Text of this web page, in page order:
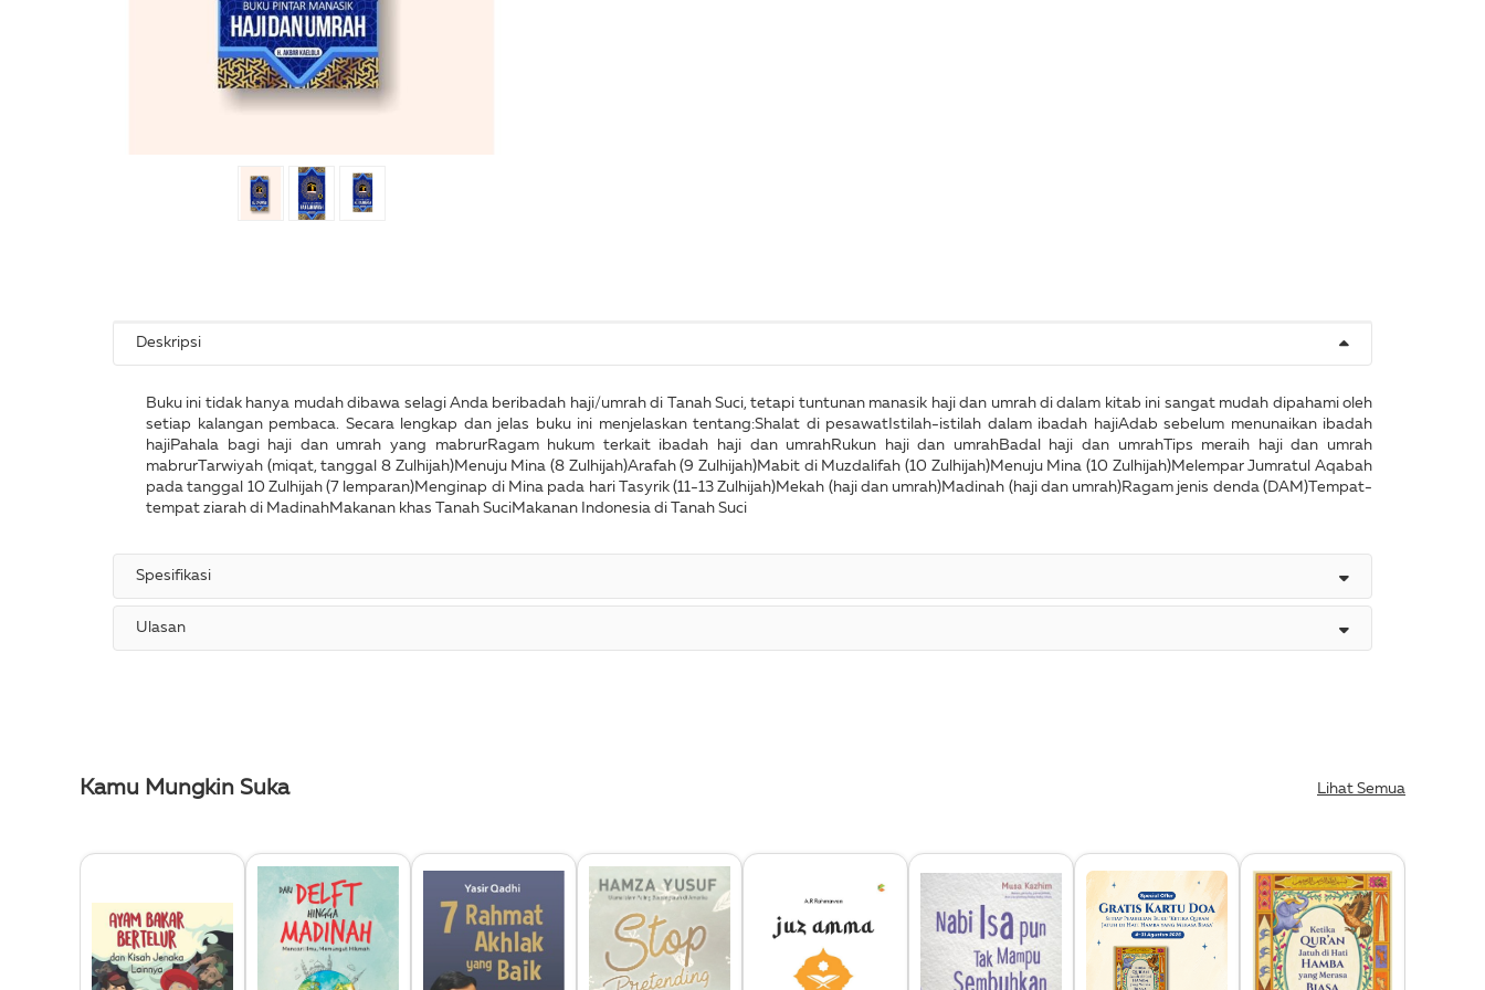
Deskripsi
Buku ini tidak hanya mudah dibawa selagi Anda beribadah haji/umrah di Tanah Suci, tetapi tuntunan manasik haji dan umrah di dalam kitab ini sangat mudah dipahami oleh
setiap kalangan pembaca. Secara lengkap dan jelas buku ini menjelaskan tentang:Shalat di pesawatIstilah-istilah dalam ibadah hajiAdab sebelum menunaikan ibadah
hajiPahala bagi haji dan umrah yang mabrurRagam hukum terkait ibadah haji dan umrahRukun haji dan umrahBadal haji dan umrahTips meraih haji dan umrah
mabrurTarwiyah (miqat, tanggal 8 Zulhijah)Menuju Mina (8 Zulhijah)Arafah (9 Zulhijah)Mabit di Muzdalifah (10 Zulhijah)Menuju Mina (10 Zulhijah)Melempar Jumratul Aqabah
pada tanggal 10 Zulhijah (7 lemparan)Menginap di Mina pada hari Tasyrik (11-13 Zulhijah)Mekah (haji dan umrah)Madinah (haji dan umrah)Ragam jenis denda (DAM)Tempat-
tempat ziarah di MadinahMakanan khas Tanah SuciMakanan Indonesia di Tanah Suci
Spesifikasi
Ulasan
Kamu Mungkin Suka Lihat Semua